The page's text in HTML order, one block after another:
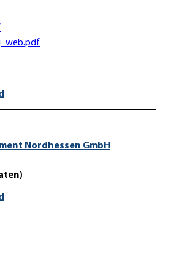
Nordhessen GmbH